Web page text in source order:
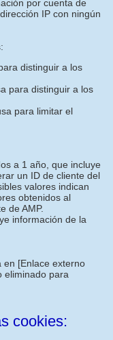
por cuenta de
IP con ningún
distinguir a los
para distinguir a los
para limitar el
a 1 año, que incluye
un ID de cliente del
valores indican
obtenidos al
de AMP.
información de la
en [Enlace externo
eliminado para
cookies: